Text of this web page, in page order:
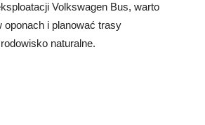
Volkswagen Bus, warto
i planować trasy
naturalne.